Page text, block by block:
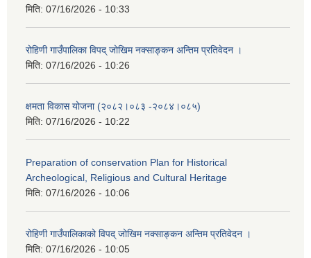
मिति: 07/16/2026 - 10:33
रोहिणी गाउँपालिका विपद् जोखिम नक्साङ्कन अन्तिम प्रतिवेदन ।
मिति: 07/16/2026 - 10:26
क्षमता विकास योजना (२०८२।०८३‍ -२०८४।०८५)
मिति: 07/16/2026 - 10:22
Preparation of conservation Plan for Historical
Archeological, Religious and Cultural Heritage
मिति: 07/16/2026 - 10:06
रोहिणी गाउँपालिकाको विपद् जोखिम नक्साङ्कन अन्तिम प्रतिवेदन ।
मिति: 07/16/2026 - 10:05